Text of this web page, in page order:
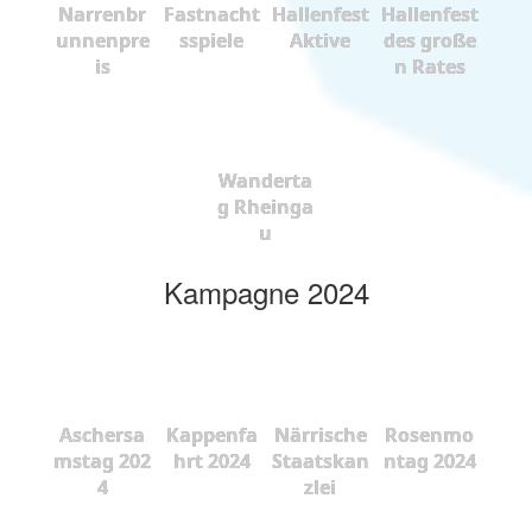
Narrenbr
unnenpre
is
Fastnacht
sspiele
Hallenfest
Aktive
Hallenfest
des große
n Rates
Wanderta
g Rheinga
u
Kampagne 2024
Aschersa
mstag 202
4
Kappenfa
hrt 2024
Närrische
Staatskan
zlei
Rosenmo
ntag 2024